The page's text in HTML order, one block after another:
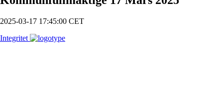
2025-03-17 17:45:00 CET
Integritet